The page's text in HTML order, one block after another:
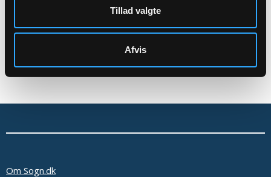
Tillad valgte
Afvis
Om Sogn.dk